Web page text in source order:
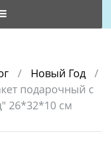
/ Новый Год
/
подарочный с
26*32*10 см